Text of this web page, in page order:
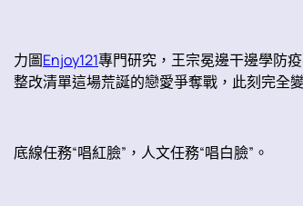
力圖Enjoy121專門研究，王宗冕邊干邊學防
整改清單這場荒誕的戀愛爭奪戰，此刻完全
底線任務“唱紅臉”，人文任務“唱白臉”。